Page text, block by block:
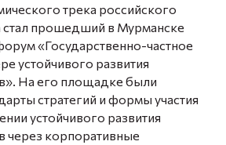
трека российского
стал прошедший в Мурманске
«Государственно-частное
устойчивого развития
На его площадке были
стратегий и формы участия
устойчивого развития
через корпоративные